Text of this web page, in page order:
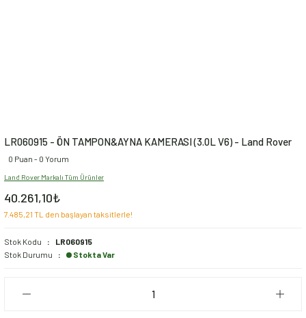
LR060915 - ÖN TAMPON&AYNA KAMERASI (3.0L V6) - Land Rover
0 Puan - 0 Yorum
Land Rover Markalı Tüm Ürünler
40.261,10₺
7.485,21 TL den başlayan taksitlerle!
Stok Kodu
LR060915
Stok Durumu
Stokta Var